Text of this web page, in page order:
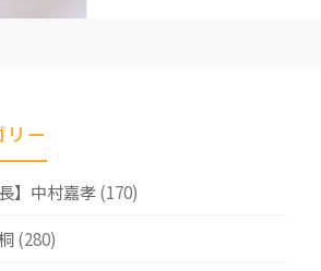
リー
長】中村嘉孝(170)
(280)